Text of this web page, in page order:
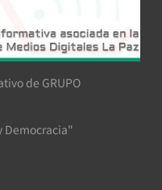
de GRUPO
Democracia"